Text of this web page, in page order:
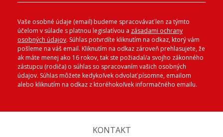
Vaše osobné údaje (email) budeme spracovávať len za týmto
účelom v súlade s platnou legislatívou a zásadami ochrany
osobných údajov. Súhlas potvrdíte kliknutím na odkaz, ktorý vám
pošleme na váš email. Kliknutím na odkaz zároveň prehlasujete, že
ak máte menej ako 16 rokov, tak ste požiadal/a svojho zákonného
zástupcu (rodiča) o súhlas so spracovaním vašich osobných
údajov. Súhlas môžete kedykoľvek odvolať písomne, emailom
alebo kliknutím na odkaz z ktoréhokoľvek informačného emailu.
KONTAKT